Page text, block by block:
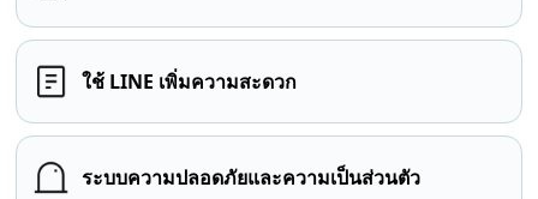
ใช้ LINE เพิ่มความสะดวก
ระบบความปลอดภัยและความเป็นส่วนตัว